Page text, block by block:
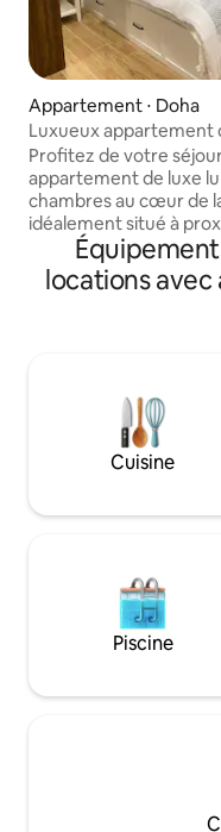
Appartement ⋅ Doha
Luxueux appartement
avec services et 2
Profitez de votre
appartement de luxe
chambres au cœur de
idéalement situé à
nombreux
et de la vie nocturne
Emplacement idéal
une cuisine
lave-linge et sèche-
sport, une piscine et
pour enfants, ainsi que
disponible pour toute
locations avec
Cuisine
Piscine